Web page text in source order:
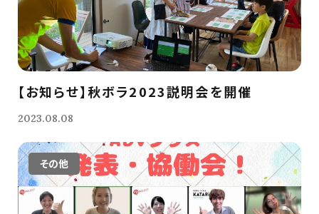
【お知らせ】秋ボラ2023説明会を開催
2023.08.08
その他